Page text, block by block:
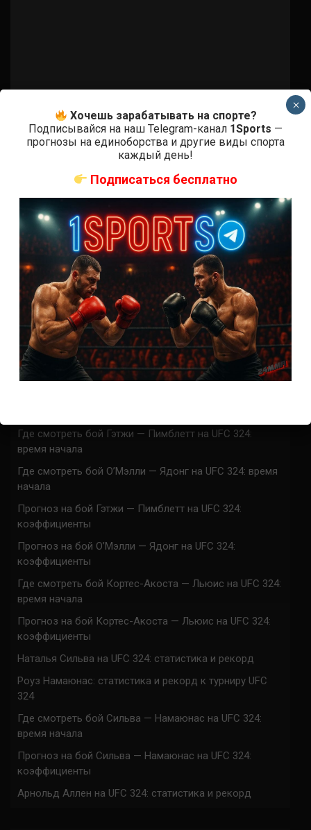
Клаудио Пуэльес — Фелипе Сильва
8 лет тому назад Решит Сабитов
(далее…)
СВЕЖИЕ ЗАПИСИ
ACA 200 прямая трансляция
Марафон боев UFC 325 прямая трансляция
Где смотреть бой Гэтжи — Пимблетт на UFC 324:
время начала
Где смотреть бой О’Мэлли — Ядонг на UFC 324: время
начала
Прогноз на бой Гэтжи — Пимблетт на UFC 324:
коэффициенты
Прогноз на бой О’Мэлли — Ядонг на UFC 324:
коэффициенты
Где смотреть бой Кортес-Акоста — Льюис на UFC 324:
время начала
Прогноз на бой Кортес-Акоста — Льюис на UFC 324:
коэффициенты
Наталья Сильва на UFC 324: статистика и рекорд
Роуз Намаюнас: статистика и рекорд к турниру UFC
324
Где смотреть бой Сильва — Намаюнас на UFC 324:
время начала
Прогноз на бой Сильва — Намаюнас на UFC 324:
коэффициенты
Арнольд Аллен на UFC 324: статистика и рекорд
Хочешь зарабатывать на спорте?
Подписывайся на наш Telegram-канал 1Sports —
прогнозы на единоборства и другие виды спорта
каждый день!
Подписаться бесплатно
×